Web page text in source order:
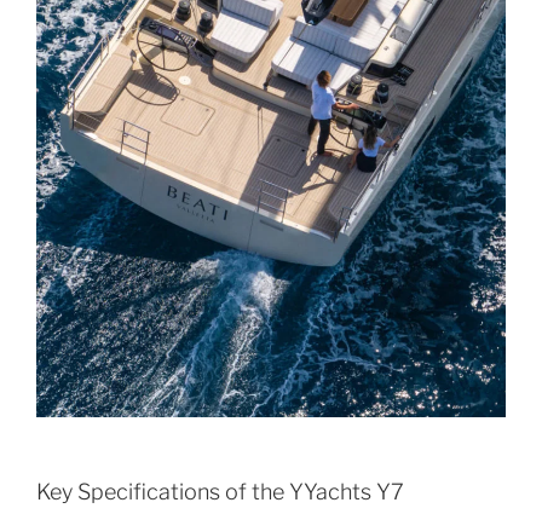
Key Specifications of the YYachts Y7